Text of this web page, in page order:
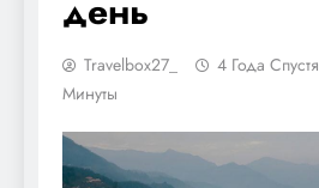
день
Travelbox27_ 4 Года Спустя
Минуты